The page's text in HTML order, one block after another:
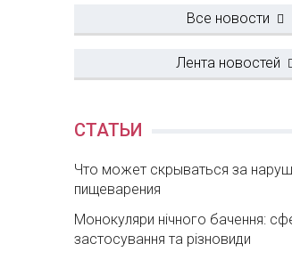
Все новости
Лента новостей
СТАТЬИ
Что может скрываться за
пищеварения
Монокуляри нічного бачення:
застосування та різновиди